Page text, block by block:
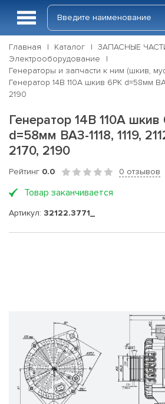
Главная Каталог
ЗАПАСНЫЕ
Электрооборудование
Генераторы и запчасти к ним (шкив,
Генератор 14В 110А шкив 6PK d=58мм ВАЗ-
2190
Генератор 14В 110А шкив
d=58мм ВАЗ-1118, 1119,
2170, 2190
Рейтинг 0.0 0 отзывов
Товар заканчивается
Артикул: 32122.3771_